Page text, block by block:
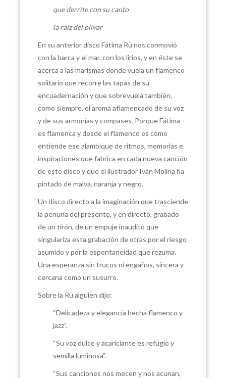
que derrite con su canto
la raíz del olivar
En su anterior disco Fátima Rü nos conmovió
con la barca y el mar, con los lirios, y en éste se
acerca a las marismas donde vuela un flamenco
solitario que recorre las tapas de su
encuadernación y que sobrevuela también,
como siempre, el aroma aflamencado de su voz
y de sus armonías y compases. Porque Fátima
es flamenca y desde el flamenco es como
entiende ese alambique de ritmos, memorias e
inspiraciones que fabrica en cada nueva canción
de este disco y que el ilustrador Iván Molina ha
pintado de malva, naranja y negro.
Un disco directo a la imaginación que trasciende
la penuria del presente, y en directo, grabado
de un tirón, de un empuje inaudito que
singulariza esta grabación de otras por el riesgo
asumido y por la espontaneidad que rezuma.
Una esperanza sin trucos ni engaños, sincera y
cercana como un susurro.
Sobre la Rü alguien dijo:
“Delicadeza y elegancia hecha flamenco y
jazz”.
“Su voz dulce y acariciante es refugio y
semilla luminosa”.
“Sus canciones nos mecen y nos acunan,